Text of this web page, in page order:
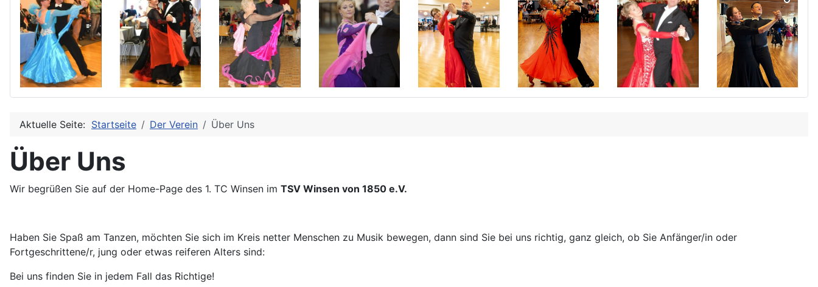
Aktuelle Seite: Startseite Der Verein Über Uns
Über Uns
Wir begrüßen Sie auf der Home-Page des 1. TC Winsen im TSV Winsen von 1850 e.V.
Haben Sie Spaß am Tanzen, möchten Sie sich im Kreis netter Menschen zu Musik bewegen, dann sind Sie bei uns richtig, ganz gleich, ob Sie Anfänger/in oder
Fortgeschrittene/r, jung oder etwas reiferen Alters sind:
Bei uns finden Sie in jedem Fall das Richtige!